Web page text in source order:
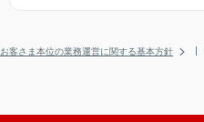
お客さま本位の業務運営に関する基本方針